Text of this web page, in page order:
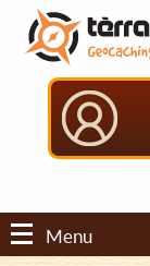
Aller
contenu
principal
Aller
menu
principal
Aller
pied
Menu